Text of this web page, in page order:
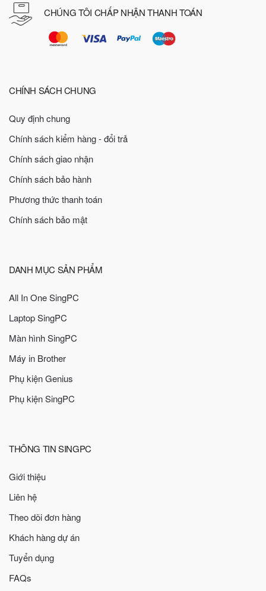
CHÚNG TÔI CHẤP NHẬN THANH TOÁN
CHÍNH SÁCH CHUNG
Quy định chung
Chính sách kiểm hàng - đổi trả
Chính sách giao nhận
Chính sách bảo hành
Phương thức thanh toán
Chính sách bảo mật
DANH MỤC SẢN PHẨM
All In One SingPC
Laptop SingPC
Màn hình SingPC
Máy in Brother
Phụ kiện Genius
Phụ kiện SingPC
THÔNG TIN SINGPC
Giới thiệu
Liên hệ
Theo dõi đơn hàng
Khách hàng dự án
Tuyển dụng
FAQs